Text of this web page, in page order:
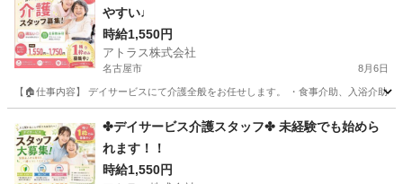
やすい♩
時給1,550円
アトラス株式会社
名古屋市 8月6日
【🏠仕事内容】 デイサービスにて介護全般をお任せします。 ・食事介助、入浴介
介護 スタッフ
✤デイサービス介護スタッフ✤ 未経験でも始めら
れます！！
時給1,550円